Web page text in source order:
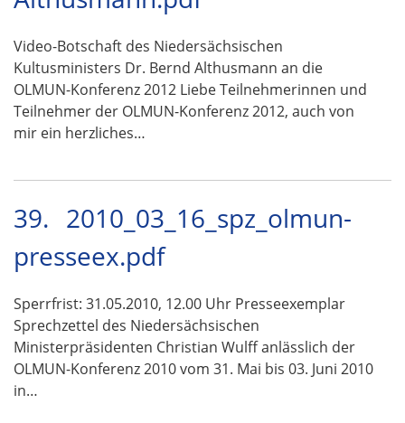
Video-Botschaft des Niedersächsischen
Kultusministers Dr. Bernd Althusmann an die
OLMUN-Konferenz 2012 Liebe Teilnehmerinnen und
Teilnehmer der OLMUN-Konferenz 2012, auch von
mir ein herzliches…
39. 2010_03_16_spz_olmun-
presseex.pdf
Sperrfrist: 31.05.2010, 12.00 Uhr Presseexemplar
Sprechzettel des Niedersächsischen
Ministerpräsidenten Christian Wulff anlässlich der
OLMUN-Konferenz 2010 vom 31. Mai bis 03. Juni 2010
in…